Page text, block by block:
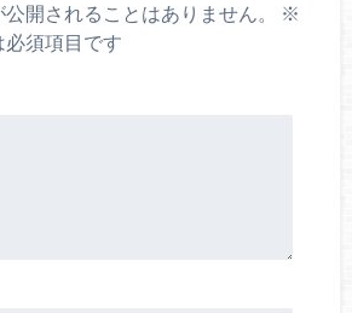
開されることはありません。
※
須項目です